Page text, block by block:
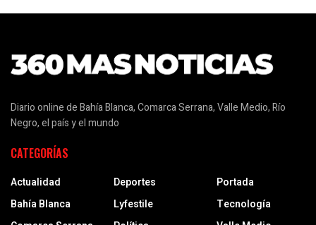
Diario online de Bahía Blanca, Comarca Serrana, Valle Medio, Río
Negro, el país y el mundo
CATEGORÍAS
Actualidad
Bahía Blanca
Deportes
Lyfestile
Portada
Tecnología